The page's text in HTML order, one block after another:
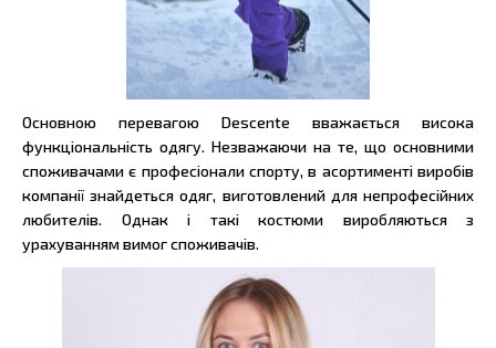
Основною перевагою Descente вважається висока
функціональність одягу. Незважаючи на те, що основними
споживачами є професіонали спорту, в асортименті виробів
компанії знайдеться одяг, виготовлений для непрофесійних
любителів. Однак і такі костюми виробляються з
урахуванням вимог споживачів.